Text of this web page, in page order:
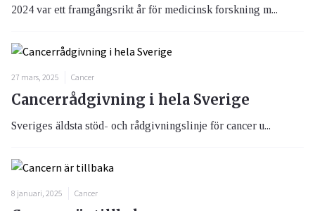
2024 var ett framgångsrikt år för medicinsk forskning m...
27 mars, 2025 Cancer
Cancerrådgivning i hela Sverige
Sveriges äldsta stöd- och rådgivningslinje för cancer u...
8 januari, 2025 Cancer